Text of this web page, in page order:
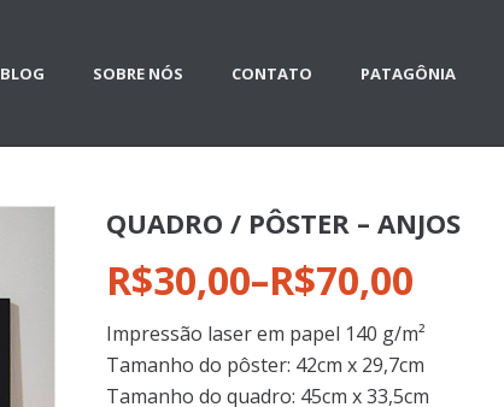
BLOG SOBRE NÓS CONTATO PATAGÔNIA
QUADRO / PÔSTER – ANJOS
R$30,00–R$70,00
Impressão laser em papel 140 g/m²
Tamanho do pôster: 42cm x 29,7cm
Tamanho do quadro: 45cm x 33,5cm